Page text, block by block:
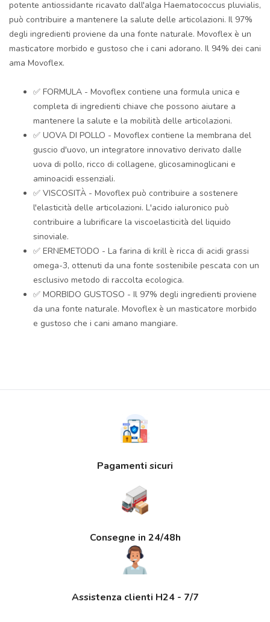
potente antiossidante ricavato dall'alga Haematococcus pluvialis,
può contribuire a mantenere la salute delle articolazioni. Il 97%
degli ingredienti proviene da una fonte naturale. Movoflex è un
masticatore morbido e gustoso che i cani adorano. Il 94% dei cani
ama Movoflex.
✅ FORMULA - Movoflex contiene una formula unica e
completa di ingredienti chiave che possono aiutare a
mantenere la salute e la mobilità delle articolazioni.
✅ UOVA DI POLLO - Movoflex contiene la membrana del
guscio d'uovo, un integratore innovativo derivato dalle
uova di pollo, ricco di collagene, glicosaminoglicani e
aminoacidi essenziali.
✅ VISCOSITÀ - Movoflex può contribuire a sostenere
l'elasticità delle articolazioni. L'acido ialuronico può
contribuire a lubrificare la viscoelasticità del liquido
sinoviale.
✅ ERNEMETODO - La farina di krill è ricca di acidi grassi
omega-3, ottenuti da una fonte sostenibile pescata con un
esclusivo metodo di raccolta ecologica.
✅ MORBIDO GUSTOSO - Il 97% degli ingredienti proviene
da una fonte naturale. Movoflex è un masticatore morbido
e gustoso che i cani amano mangiare.
Pagamenti sicuri
Consegne in 24/48h
Assistenza clienti H24 - 7/7